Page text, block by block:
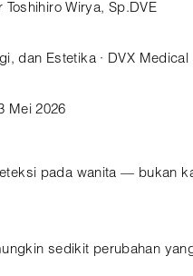
Wirya, Sp.DVE
dan Estetika · DVX Medical
Mei 2026
pada wanita — bukan
sedikit perubahan